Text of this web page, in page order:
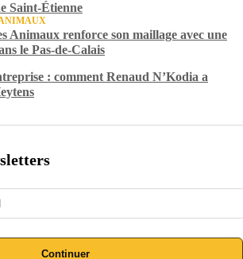
Saint-Étienne
Animaux renforce son maillage avec une
le Pas-de-Calais
: comment Renaud N’Kodia a
Continuer